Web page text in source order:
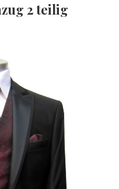
2 teilig